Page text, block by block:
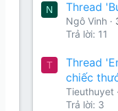
N Thread
Ngô Vinh
Trả lời: 11
T
Thread
chiếc
Tieuthuyet
Trả lời: 3